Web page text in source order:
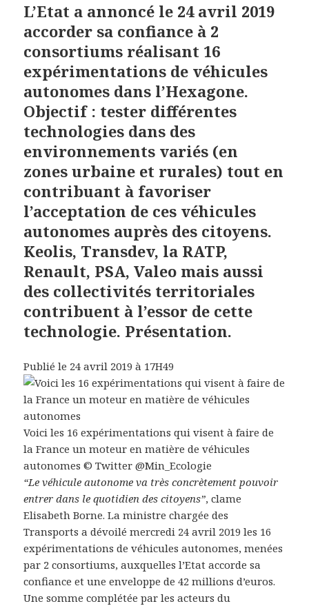
L’Etat a annoncé le 24 avril 2019
accorder sa confiance à 2
consortiums réalisant 16
expérimentations de véhicules
autonomes dans l’Hexagone.
Objectif : tester différentes
technologies dans des
environnements variés (en
zones urbaine et rurales) tout en
contribuant à favoriser
l’acceptation de ces véhicules
autonomes auprès des citoyens.
Keolis, Transdev, la RATP,
Renault, PSA, Valeo mais aussi
des collectivités territoriales
contribuent à l’essor de cette
technologie. Présentation.
Publié le 24 avril 2019 à 17H49
Voici les 16 expérimentations qui visent à faire de
la France un moteur en matière de véhicules
autonomes © Twitter @Min_Ecologie
“Le véhicule autonome va très concrètement pouvoir
entrer dans le quotidien des citoyens”, clame
Elisabeth Borne. La ministre chargée des
Transports a dévoilé mercredi 24 avril 2019 les 16
expérimentations de véhicules autonomes, menées
par 2 consortiums, auxquelles l’Etat accorde sa
confiance et une enveloppe de 42 millions d’euros.
Une somme complétée par les acteurs du